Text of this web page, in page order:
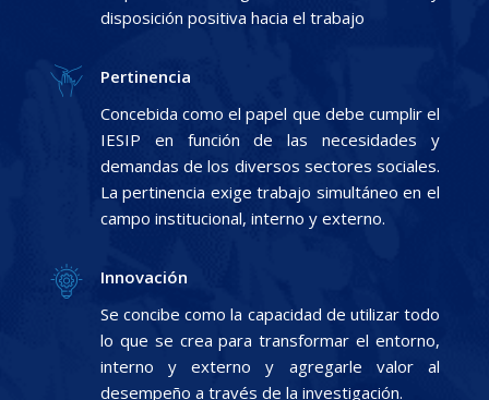
disposición positiva hacia el trabajo
Pertinencia
Concebida como el papel que debe cumplir el
IESIP en función de las necesidades y
demandas de los diversos sectores sociales.
La pertinencia exige trabajo simultáneo en el
campo institucional, interno y externo.
Innovación
Se concibe como la capacidad de utilizar todo
lo que se crea para transformar el entorno,
interno y externo y agregarle valor al
desempeño a través de la investigación.